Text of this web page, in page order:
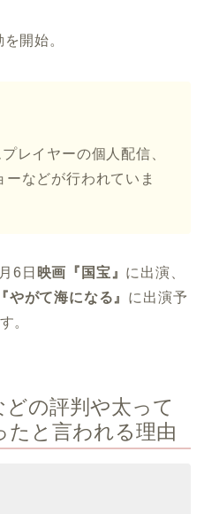
開始。
レイヤーの個人配信、
などが行われていま
6日 映画『国宝』 に出演、
『やがて海になる』 に出演予
。
の評判や太って
たと言われる理由